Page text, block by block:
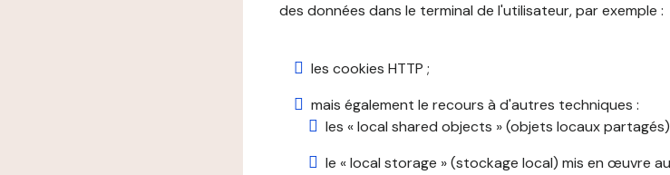
des données dans le terminal de l'utilisateur, par exemple :
les cookies HTTP ;
mais également le recours à d'autres techniques :
les « local shared objects » (objets locaux
le « local storage » (stockage local) mis en œuvre